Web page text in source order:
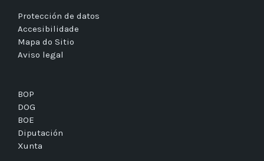
Protección de datos
Accesibilidade
Mapa do Sitio
Aviso legal
BOP
DOG
BOE
Diputación
Xunta